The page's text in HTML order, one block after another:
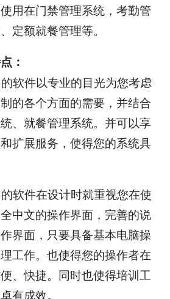
用在门禁管理系统，考勤管
定额就餐管理等。
：
软件以专业的目光为您考虑
的各个方面的需要，并结合
、就餐管理系统。并可以享
扩展服务，使得您的系统具
软件在设计时就重视您在使
中文的操作界面，完善的说
界面，只要具备基本电脑操
工作。也使得您的操作者在
、快捷。同时也使得培训工
有成效。